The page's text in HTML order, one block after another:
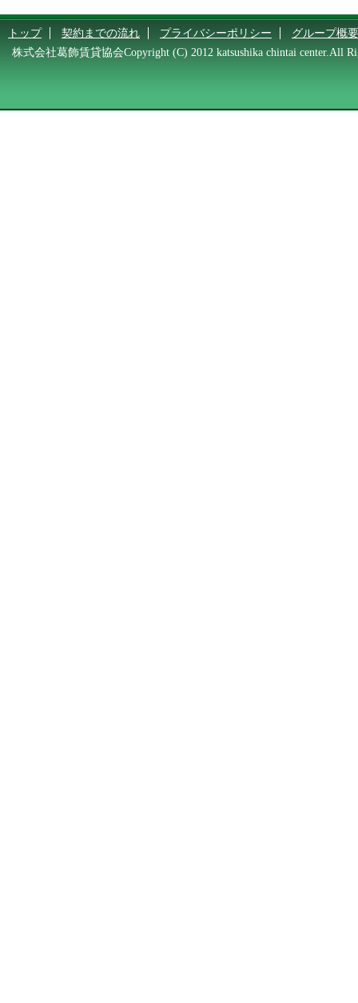
トップ 契約までの流れ プライバシーポリシー
グループ概要
株式会社葛飾賃貸協会Copyright (C) 2012 katsushika chintai center.All